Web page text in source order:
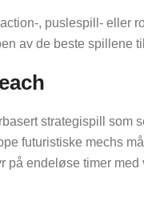
, puslespill- eller
av de beste spillene
strategispill
futuristiske mechs
på endeløse timer